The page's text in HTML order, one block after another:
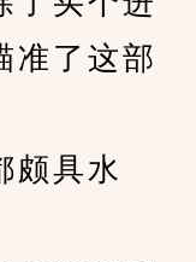
准了这部
具水